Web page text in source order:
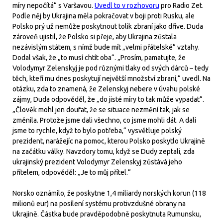
míry nepočítá“ s Varšavou. Uvedl to v rozhovoru pro Radio Zet.
Podle něj by Ukrajina měla pokračovat v boji proti Rusku, ale
Polsko prý už nemůže poskytnout tolik zbraní jako dříve. Duda
zároveň ujistil, že Polsko si přeje, aby Ukrajina zůstala
nezávislým státem, s nímž bude mít „velmi přátelské“ vztahy.
Dodal však, že „to musí chtít oba“. „Prosím, pamatujte, že
Volodymyr Zelenskyj je pod různými tlaky od svých dárců – tedy
těch, kteří mu dnes poskytují největší množství zbraní,“ uvedl. Na
otázku, zda to znamená, že Zelenskyj nebere v úvahu polské
zájmy, Duda odpověděl, že „do jisté míry to tak může vypadat“.
„Člověk mohl jen doufat, že se situace nezmění tak, jak se
změnila. Protože jsme dali všechno, co jsme mohli dát. A dali
jsme to rychle, když to bylo potřeba,“ vysvětluje polský
prezident, narážejíc na pomoc, kterou Polsko poskytlo Ukrajině
na začátku války. Navzdory tomu, když se Dudy zeptali, zda
ukrajinský prezident Volodymyr Zelenskyj zůstává jeho
přítelem, odpověděl: „Je to můj přítel.“
Norsko oznámilo, že poskytne 1,4 miliardy norských korun (118
milionů eur) na posílení systému protivzdušné obrany na
Ukrajině. Částka bude pravděpodobně poskytnuta Rumunsku,